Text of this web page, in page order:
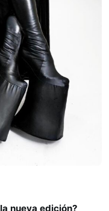
nueva edición?